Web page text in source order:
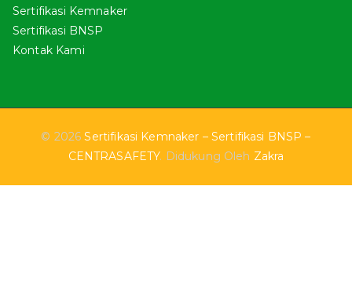
Sertifikasi Kemnaker
Sertifikasi BNSP
Kontak Kami
© 2026Sertifikasi Kemnaker – Sertifikasi BNSP –
CENTRASAFETY. Didukung Oleh Zakra